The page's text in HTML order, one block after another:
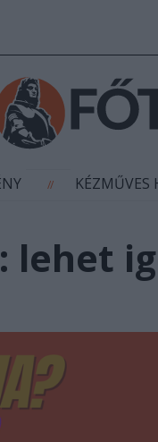
// KÉZMŰVES
lehet